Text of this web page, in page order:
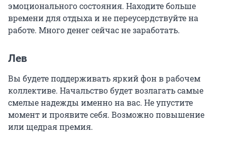
эмоционального состояния. Находите больше
времени для отдыха и не переусердствуйте на
работе. Много денег сейчас не заработать.
Лев
Вы будете поддерживать яркий фон в рабочем
коллективе. Начальство будет возлагать самые
смелые надежды именно на вас. Не упустите
момент и проявите себя. Возможно повышение
или щедрая премия.